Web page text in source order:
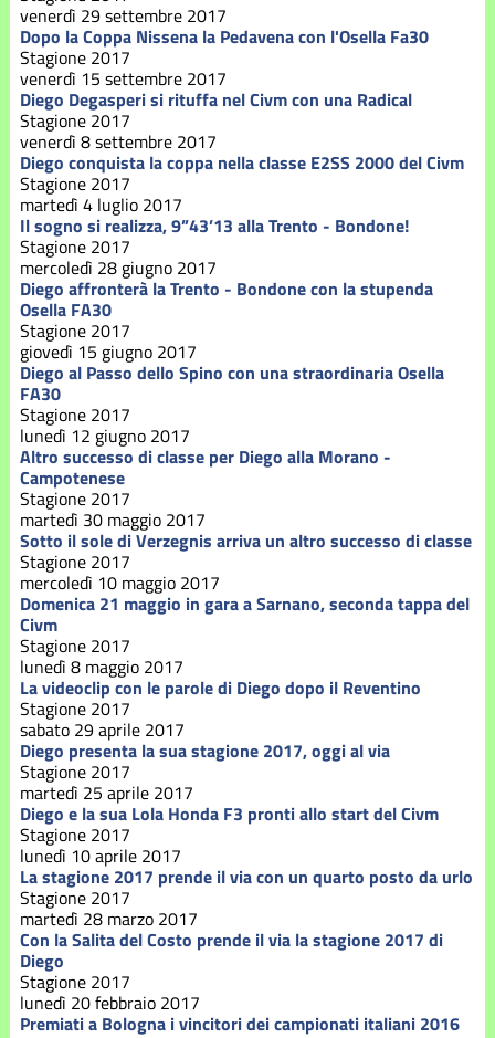
venerdì 29 settembre 2017
Dopo la Coppa Nissena la Pedavena con l'Osella Fa30
Stagione 2017
venerdì 15 settembre 2017
Diego Degasperi si rituffa nel Civm con una Radical
Stagione 2017
venerdì 8 settembre 2017
Diego conquista la coppa nella classe E2SS 2000 del Civm
Stagione 2017
martedì 4 luglio 2017
Il sogno si realizza, 9”43’13 alla Trento - Bondone!
Stagione 2017
mercoledì 28 giugno 2017
Diego affronterà la Trento - Bondone con la stupenda
Osella FA30
Stagione 2017
giovedì 15 giugno 2017
Diego al Passo dello Spino con una straordinaria Osella
FA30
Stagione 2017
lunedì 12 giugno 2017
Altro successo di classe per Diego alla Morano -
Campotenese
Stagione 2017
martedì 30 maggio 2017
Sotto il sole di Verzegnis arriva un altro successo di classe
Stagione 2017
mercoledì 10 maggio 2017
Domenica 21 maggio in gara a Sarnano, seconda tappa del
Civm
Stagione 2017
lunedì 8 maggio 2017
La videoclip con le parole di Diego dopo il Reventino
Stagione 2017
sabato 29 aprile 2017
Diego presenta la sua stagione 2017, oggi al via
Stagione 2017
martedì 25 aprile 2017
Diego e la sua Lola Honda F3 pronti allo start del Civm
Stagione 2017
lunedì 10 aprile 2017
La stagione 2017 prende il via con un quarto posto da urlo
Stagione 2017
martedì 28 marzo 2017
Con la Salita del Costo prende il via la stagione 2017 di
Diego
Stagione 2017
lunedì 20 febbraio 2017
Premiati a Bologna i vincitori dei campionati italiani 2016
Stagione
2024
Stagione
2025
Stagione
2026